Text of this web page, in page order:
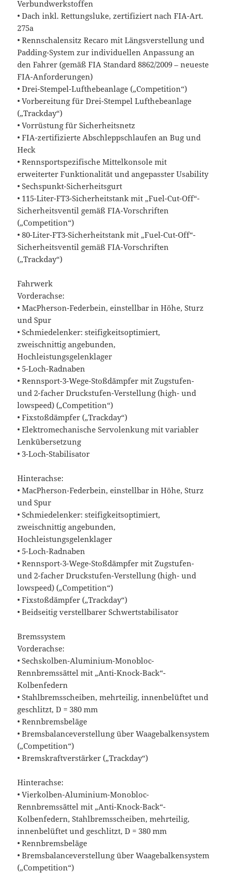
Verbundwerkstoffen
• Dach inkl. Rettungsluke, zertifiziert nach FIA-Art.
275a
• Rennschalensitz Recaro mit Längsverstellung und
Padding-System zur individuellen Anpassung an
den Fahrer (gemäß FIA Standard 8862/2009 – neueste
FIA-Anforderungen)
• Drei-Stempel-Lufthebeanlage („Competition“)
• Vorbereitung für Drei-Stempel Lufthebeanlage
(„Trackday“)
• Vorrüstung für Sicherheitsnetz
• FIA-zertifizierte Abschleppschlaufen an Bug und
Heck
• Rennsportspezifische Mittelkonsole mit
erweiterter Funktionalität und angepasster Usability
• Sechspunkt-Sicherheitsgurt
• 115-Liter-FT3-Sicherheitstank mit „Fuel-Cut-Off“-
Sicherheitsventil gemäß FIA-Vorschriften
(„Competition“)
• 80-Liter-FT3-Sicherheitstank mit „Fuel-Cut-Off“-
Sicherheitsventil gemäß FIA-Vorschriften
(„Trackday“)
Fahrwerk
Vorderachse:
• MacPherson-Federbein, einstellbar in Höhe, Sturz
und Spur
• Schmiedelenker: steifigkeitsoptimiert,
zweischnittig angebunden,
Hochleistungsgelenklager
• 5-Loch-Radnaben
• Rennsport-3-Wege-Stoßdämpfer mit Zugstufen-
und 2-facher Druckstufen-Verstellung (high- und
lowspeed) („Competition“)
• Fixstoßdämpfer („Trackday“)
• Elektromechanische Servolenkung mit variabler
Lenkübersetzung
• 3-Loch-Stabilisator
Hinterachse:
• MacPherson-Federbein, einstellbar in Höhe, Sturz
und Spur
• Schmiedelenker: steifigkeitsoptimiert,
zweischnittig angebunden,
Hochleistungsgelenklager
• 5-Loch-Radnaben
• Rennsport-3-Wege-Stoßdämpfer mit Zugstufen-
und 2-facher Druckstufen-Verstellung (high- und
lowspeed) („Competition“)
• Fixstoßdämpfer („Trackday“)
• Beidseitig verstellbarer Schwertstabilisator
Bremssystem
Vorderachse:
• Sechskolben-Aluminium-Monobloc-
Rennbremssättel mit „Anti-Knock-Back“-
Kolbenfedern
• Stahlbremsscheiben, mehrteilig, innenbelüftet und
geschlitzt, D = 380 mm
• Rennbremsbeläge
• Bremsbalanceverstellung über Waagebalkensystem
(„Competition“)
• Bremskraftverstärker („Trackday“)
Hinterachse:
• Vierkolben-Aluminium-Monobloc-
Rennbremssättel mit „Anti-Knock-Back“-
Kolbenfedern, Stahlbremsscheiben, mehrteilig,
innenbelüftet und geschlitzt, D = 380 mm
• Rennbremsbeläge
• Bremsbalanceverstellung über Waagebalkensystem
(„Competition“)